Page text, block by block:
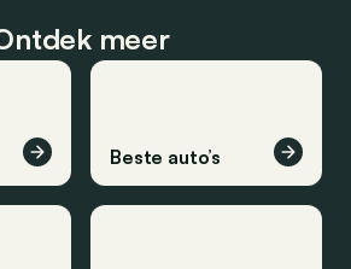
meer
Beste auto’s